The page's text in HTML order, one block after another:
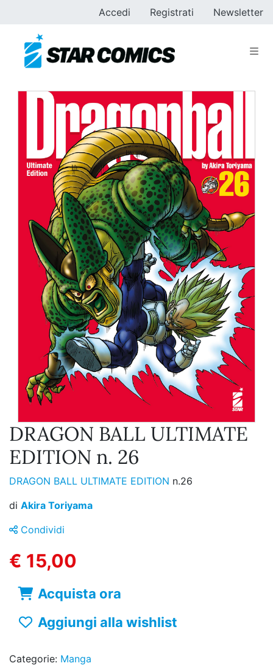
Accedi Registrati Newsletter
DRAGON BALL ULTIMATE
EDITION n. 26
DRAGON BALL ULTIMATE EDITION n.26
di Akira Toriyama
Condividi
€ 15,00
Acquista ora
Aggiungi alla wishlist
Categorie: Manga